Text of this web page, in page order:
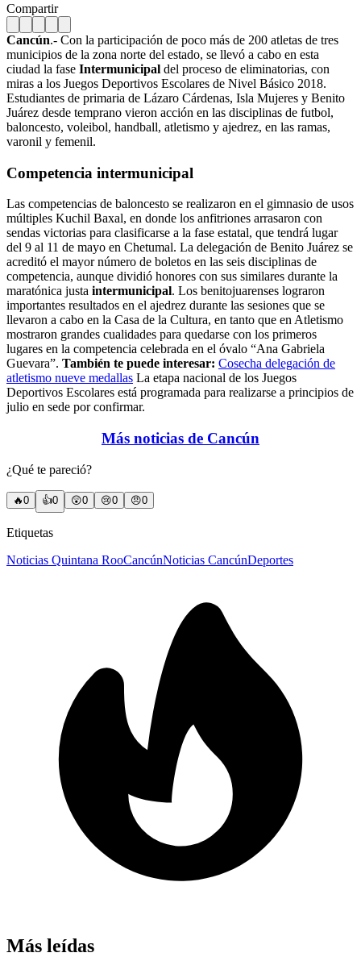
Compartir
Cancún.- Con la participación de poco más de 200 atletas de tres
municipios de la zona norte del estado, se llevó a cabo en esta
ciudad la fase Intermunicipal del proceso de eliminatorias, con
miras a los Juegos Deportivos Escolares de Nivel Básico 2018.
Estudiantes de primaria de Lázaro Cárdenas, Isla Mujeres y Benito
Juárez desde temprano vieron acción en las disciplinas de futbol,
baloncesto, voleibol, handball, atletismo y ajedrez, en las ramas,
varonil y femenil.
Competencia intermunicipal
Las competencias de baloncesto se realizaron en el gimnasio de usos
múltiples Kuchil Baxal, en donde los anfitriones arrasaron con
sendas victorias para clasificarse a la fase estatal, que tendrá lugar
del 9 al 11 de mayo en Chetumal. La delegación de Benito Juárez se
acreditó el mayor número de boletos en las seis disciplinas de
competencia, aunque dividió honores con sus similares durante la
maratónica justa intermunicipal. Los benitojuarenses lograron
importantes resultados en el ajedrez durante las sesiones que se
llevaron a cabo en la Casa de la Cultura, en tanto que en Atletismo
mostraron grandes cualidades para quedarse con los primeros
lugares en la competencia celebrada en el óvalo “Ana Gabriela
Guevara”. También te puede interesar: Cosecha delegación de
atletismo nueve medallas La etapa nacional de los Juegos
Deportivos Escolares está programada para realizarse a principios de
julio en sede por confirmar.
Más noticias de Cancún
¿Qué te pareció?
🔥0 👍0 😲0 😢0 😠0
Etiquetas
Noticias Quintana RooCancúnNoticias CancúnDeportes
Más leídas